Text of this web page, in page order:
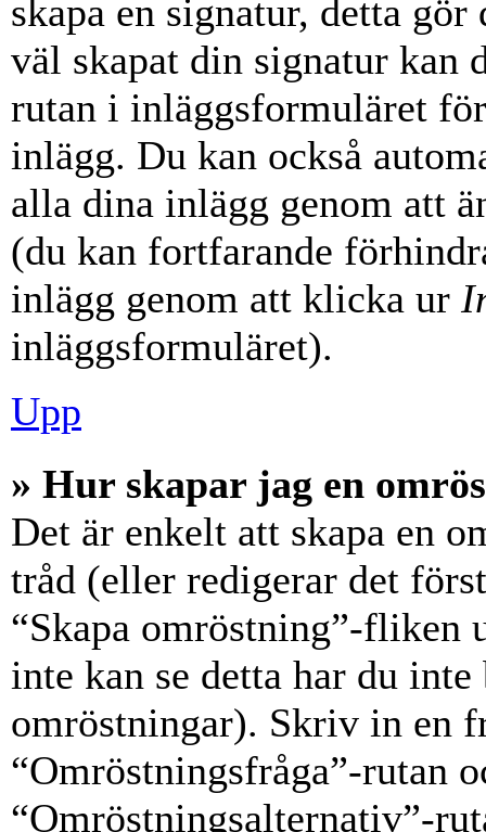
skapa en signatur, detta
väl skapat din signatur kan
rutan i inläggsformuläret
inlägg. Du kan också
alla dina inlägg genom att
(du kan fortfarande
inlägg genom att klicka ur
inläggsformuläret).
Upp
» Hur skapar jag en
Det är enkelt att skapa en
tråd (eller redigerar det
“Skapa omröstning”-fliken
inte kan se detta har du
omröstningar). Skriv in en
“Omröstningsfråga”-rutan
“Omröstningsalternativ”-